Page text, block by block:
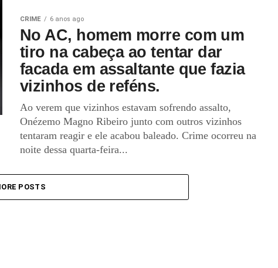
CRIME 6 anos ago
No AC, homem morre com um
tiro na cabeça ao tentar dar
facada em assaltante que fazia
vizinhos de reféns.
Ao verem que vizinhos estavam sofrendo assalto,
Onézemo Magno Ribeiro junto com outros vizinhos
tentaram reagir e ele acabou baleado. Crime ocorreu na
noite dessa quarta-feira...
POSTS